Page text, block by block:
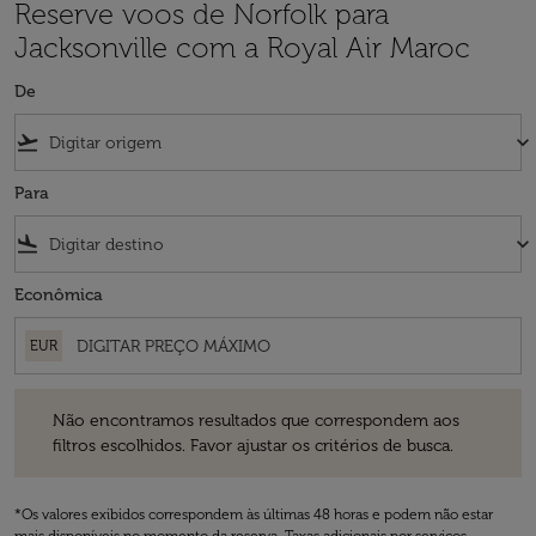
Reserve voos de Norfolk para
Jacksonville com a Royal Air Maroc
De
flight_takeoff keyboard_arrow_down
Para
flight_land keyboard_arrow_down
Econômica
EUR
Não encontramos resultados que correspondem aos
filtros escolhidos. Favor ajustar os critérios de busca.
*Os valores exibidos correspondem às últimas 48 horas e podem não estar